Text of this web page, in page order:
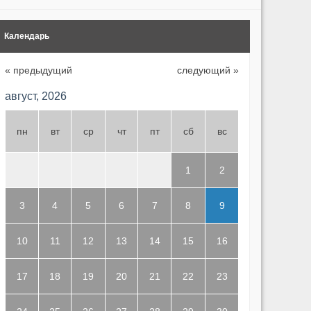
Календарь
« предыдущий следующий »
август, 2026
пн вт ср чт пт сб вс
1 2
3 4 5 6 7 8 9
10 11 12 13 14 15 16
17 18 19 20 21 22 23